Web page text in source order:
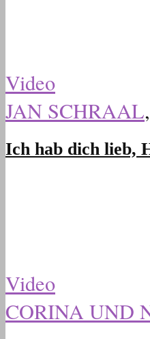
Video
JAN SCHRAAL,
Ich hab dich lieb,
Video
CORINA UND